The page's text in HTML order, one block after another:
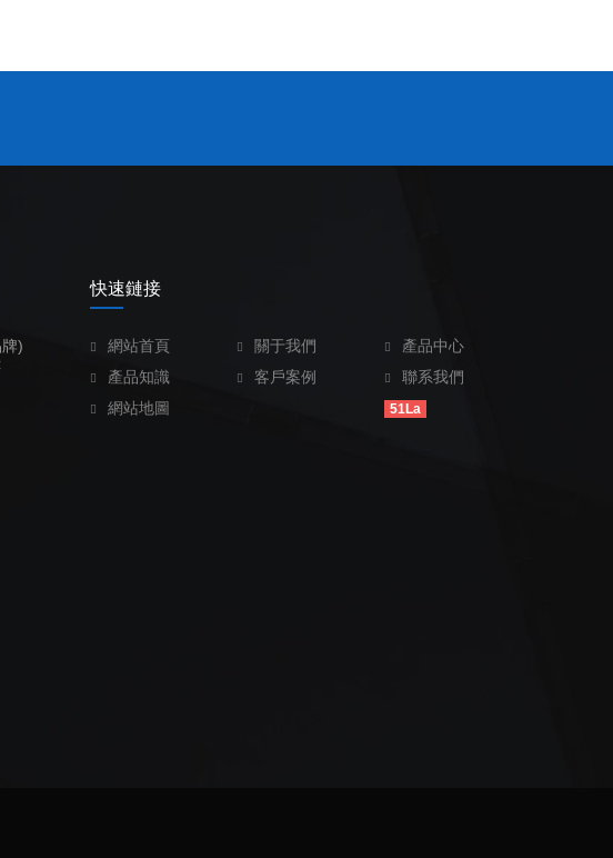
)
快速鏈接
網站首頁 關于我們
產品中心
產品知識
客戶案例
聯系我們
網站地圖
51La